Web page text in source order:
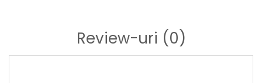
SPECIFICATII TEHNICEReview-uri (0)